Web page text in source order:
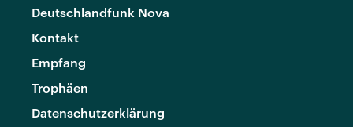
Deutschlandfunk Nova
Kontakt
Empfang
Trophäen
Datenschutzerklärung